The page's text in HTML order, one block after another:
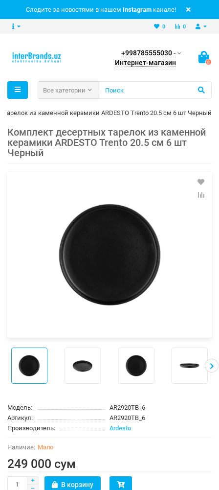
Следите за новостями в нашем Instagram канале!
0
0
+998785555030 -
Интернет-магазин
0
Все категории
тарелок из каменной керамики ARDESTO Trento 20.5 см 6 шт Черный
Комплект десертных тарелок из каменной
керамики ARDESTO Trento 20.5 см 6 шт
Черный
Модель:
AR2920TB_6
Артикул:
AR2920TB_6
Производитель:
Ardesto
Мало
249 000 сум
В корзину